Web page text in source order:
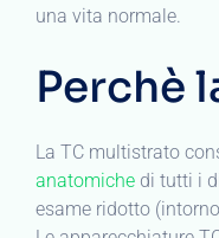
una vita normale.
Perchè
La TC multistrato
anatomiche di tutti i
esame ridotto